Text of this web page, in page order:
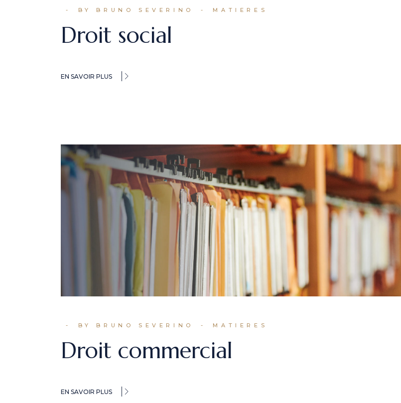
BY BRUNO SEVERINO MATIERES
Droit social
EN SAVOIR PLUS
BY BRUNO SEVERINO MATIERES
Droit commercial
EN SAVOIR PLUS